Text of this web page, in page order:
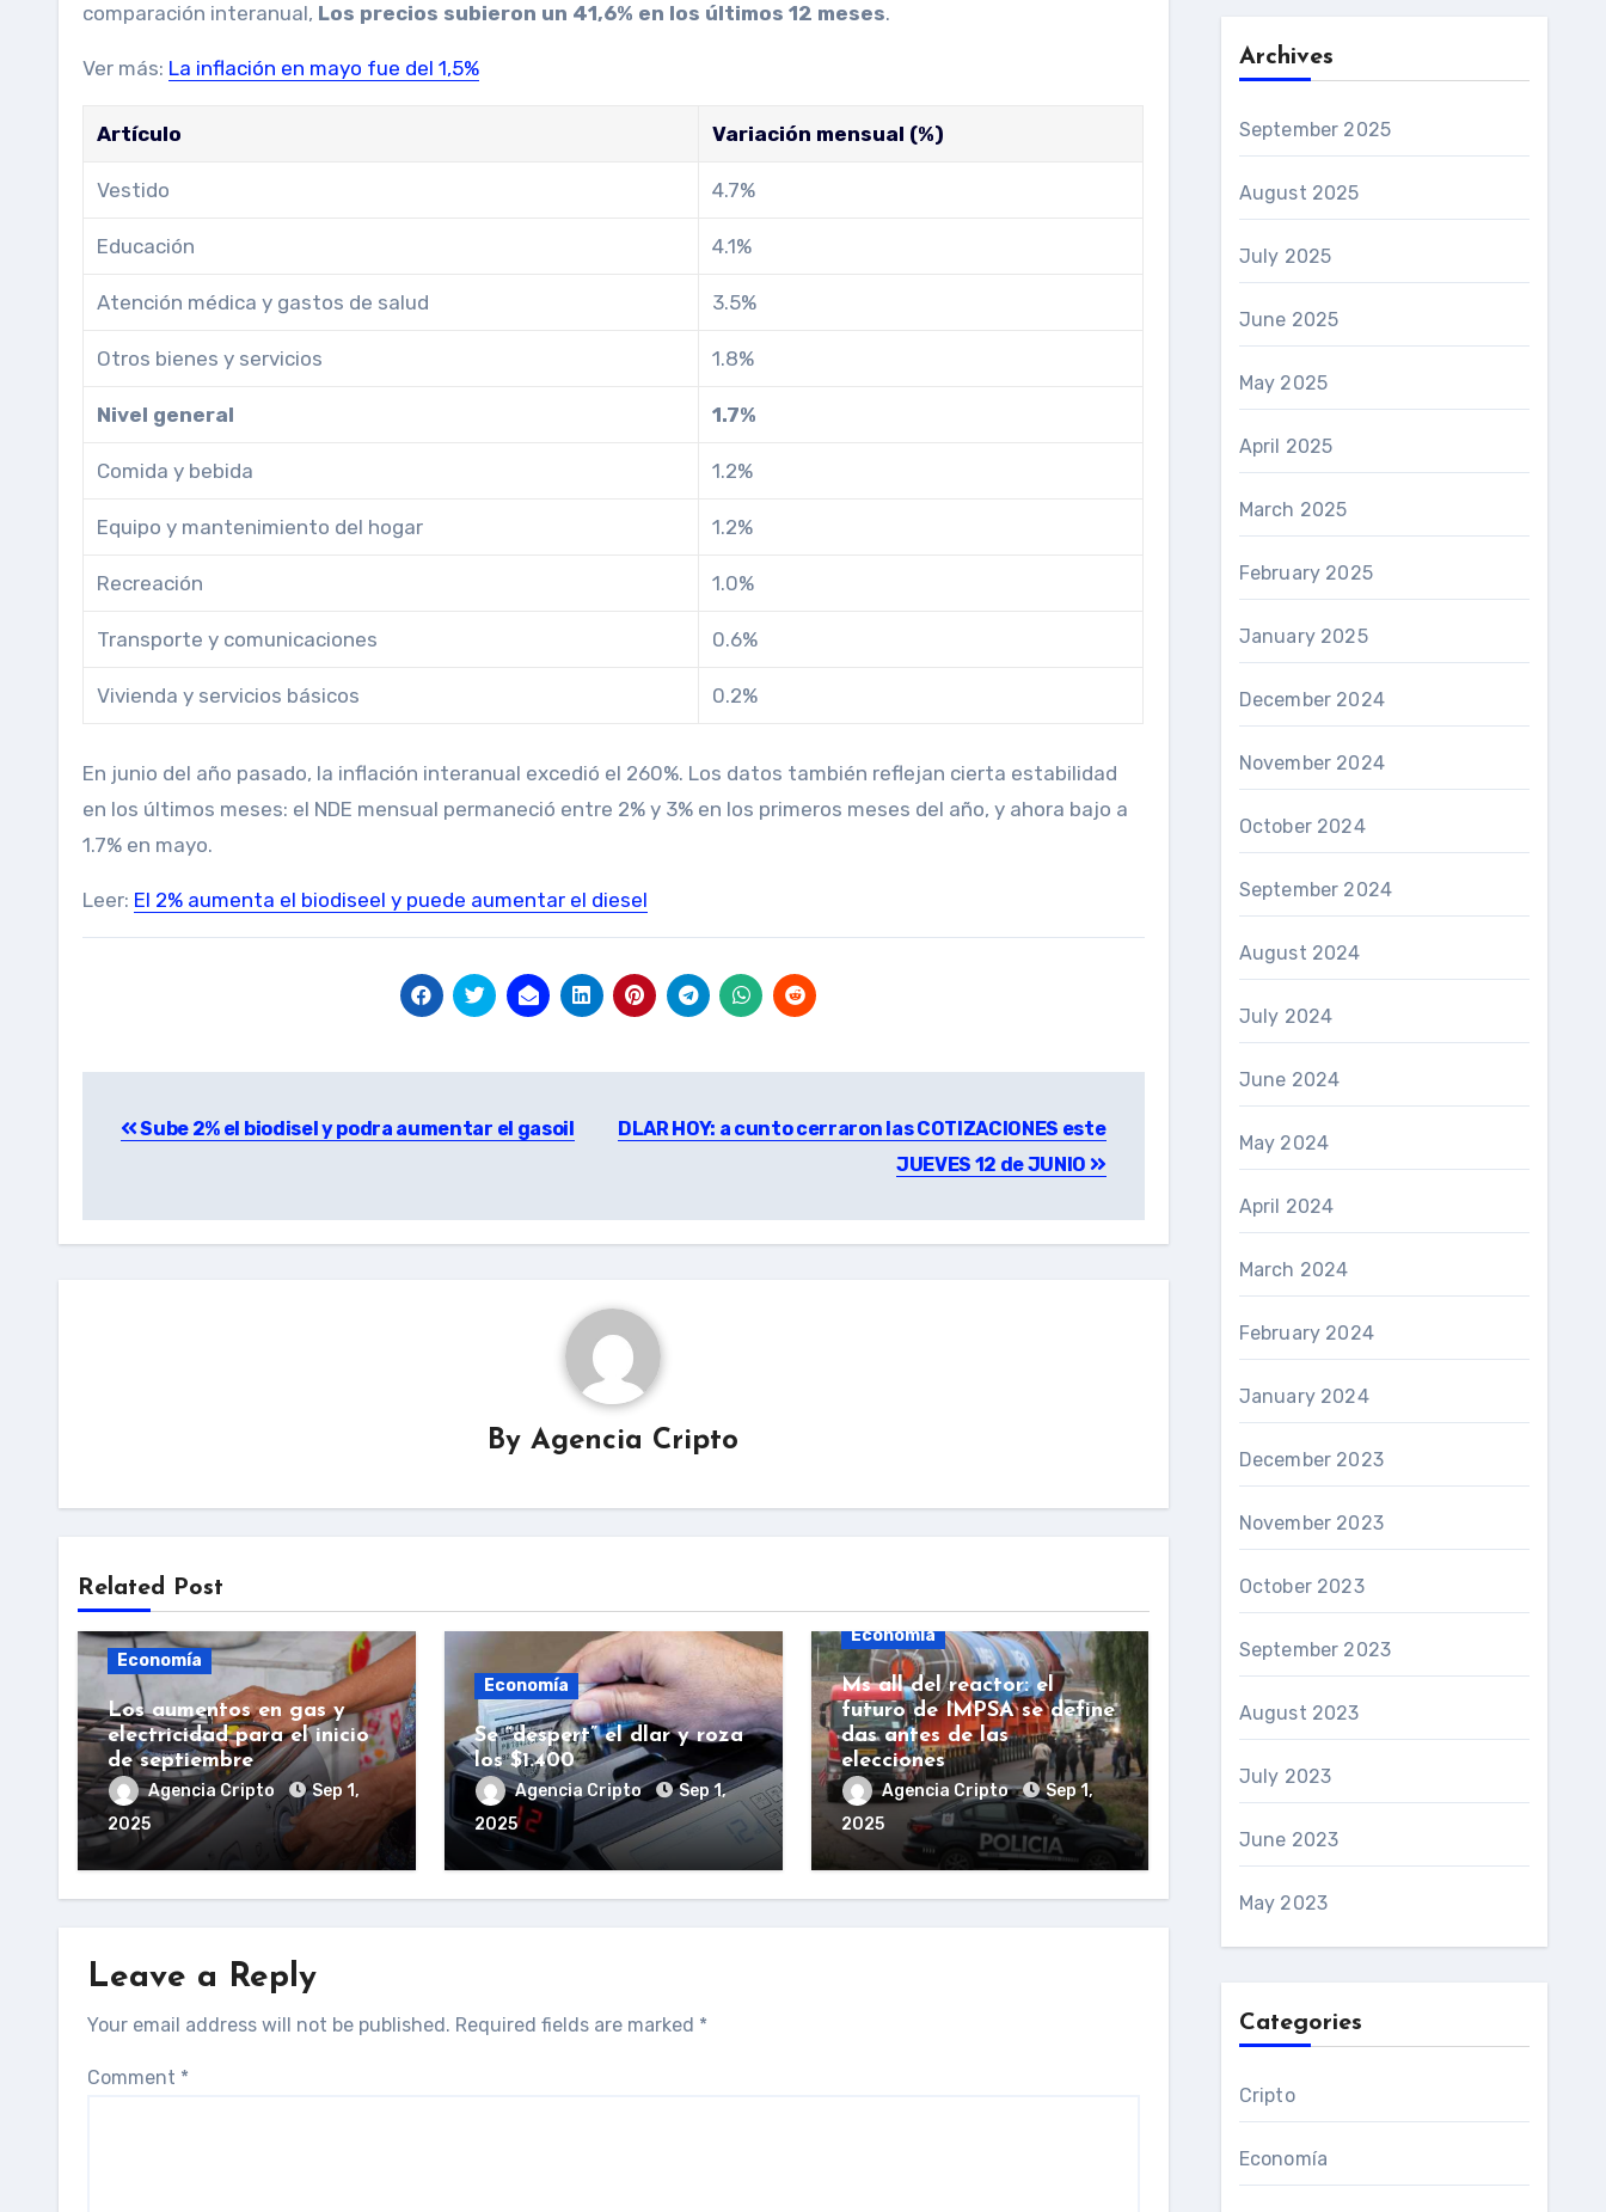
comparación interanual, Los precios subieron un 41,6% en los últimos 12 meses.
Ver más: La inflación en mayo fue del 1,5%
Artículo Variación mensual (%)
Vestido 4.7%
Educación 4.1%
Atención médica y gastos de salud 3.5%
Otros bienes y servicios 1.8%
Nivel general 1.7%
Comida y bebida 1.2%
Equipo y mantenimiento del hogar 1.2%
Recreación 1.0%
Transporte y comunicaciones 0.6%
Vivienda y servicios básicos 0.2%
En junio del año pasado, la inflación interanual excedió el 260%. Los datos también reflejan cierta estabilidad
en los últimos meses: el NDE mensual permaneció entre 2% y 3% en los primeros meses del año, y ahora bajo a
1.7% en mayo.
Leer: El 2% aumenta el biodiseel y puede aumentar el diesel
navigation
Sube 2% el biodisel y podra aumentar el gasoil
DLAR HOY: a cunto cerraron las COTIZACIONES este
JUEVES 12 de JUNIO
ByAgencia Cripto
Related Post
Economía
Los aumentos en gas y
electricidad para el inicio
de septiembre
Agencia Cripto
Sep 1,
2025
Economía
Se “despert” el dlar y roza
los $1.400
Agencia Cripto
Sep 1,
2025
Economía
Ms all del reactor: el
futuro de IMPSA se define
das antes de las
elecciones
Agencia Cripto
Sep 1,
2025
Leave a Reply
Your email address will not be published. Required fields are marked *
Comment *
Archives
September 2025
August 2025
July 2025
June 2025
May 2025
April 2025
March 2025
February 2025
January 2025
December 2024
November 2024
October 2024
September 2024
August 2024
July 2024
June 2024
May 2024
April 2024
March 2024
February 2024
January 2024
December 2023
November 2023
October 2023
September 2023
August 2023
July 2023
June 2023
May 2023
Categories
Cripto
Economía